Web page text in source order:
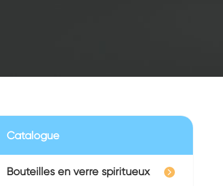
Catalogue
Bouteilles en verre spiritueux